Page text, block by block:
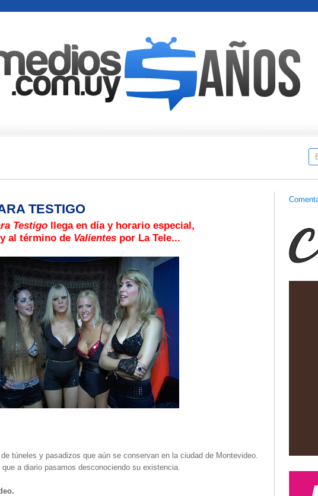
TESTIGO
Testigo llega en día y horario especial,
al término de Valientes por La Tele...
túneles y pasadizos que aún se conservan en la ciudad de Montevideo.
a diario pasamos desconociendo su existencia.